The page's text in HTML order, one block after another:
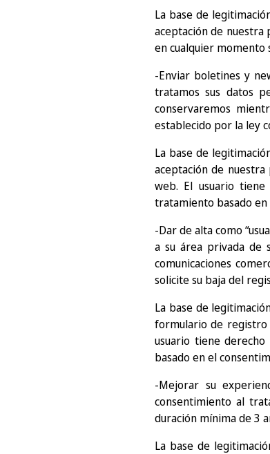
La base de
aceptación de nuestra
en cualquier momento
-Enviar boletines y
tratamos sus datos
conservaremos
establecido por la ley
La base de
aceptación de
web. El usuario
tratamiento basado
-Dar de alta como
a su área privada de
comunicaciones
solicite su baja del
La base de
formulario de registro
usuario tiene
basado en el
-Mejorar su
consentimiento al
duración mínima de 3
La base de